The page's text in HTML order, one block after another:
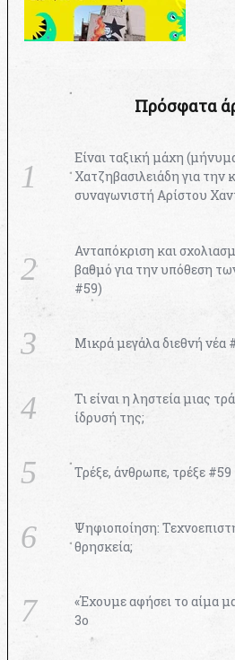
Πρόσφατα
Είναι ταξική μάχη
Χατζηβασιλειάδη για την
συναγωνιστή Αρίστου
Ανταπόκριση και
βαθμό για την υπόθεση
#59)
Μικρά μεγάλα διεθνή νέα
Τι είναι η ληστεία μιας
ίδρυσή της;
Τρέξε, άνθρωπε, τρέξε #59
Ψηφιοποίηση:
θρησκεία;
«Έχουμε αφήσει το αίμα
3ο